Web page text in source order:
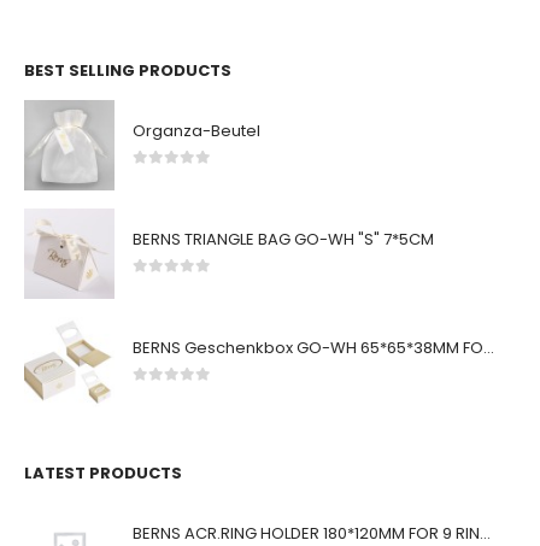
BEST SELLING PRODUCTS
Organza-Beutel
BERNS TRIANGLE BAG GO-WH "S" 7*5CM
BERNS Geschenkbox GO-WH 65*65*38MM FOR SMALL SETS
LATEST PRODUCTS
BERNS ACR.RING HOLDER 180*120MM FOR 9 RINGS